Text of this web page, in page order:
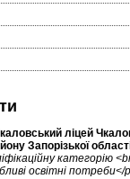
ліцей
Запорізької
категорію
освітні потреби</